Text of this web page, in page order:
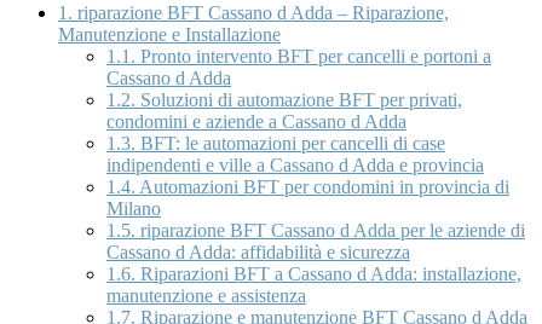
1. riparazione BFT Cassano d Adda – Riparazione,
Manutenzione e Installazione
1.1. Pronto intervento BFT per cancelli e portoni a
Cassano d Adda
1.2. Soluzioni di automazione BFT per privati,
condomini e aziende a Cassano d Adda
1.3. BFT: le automazioni per cancelli di case
indipendenti e ville a Cassano d Adda e provincia
1.4. Automazioni BFT per condomini in provincia di
Milano
1.5. riparazione BFT Cassano d Adda per le aziende di
Cassano d Adda: affidabilità e sicurezza
1.6. Riparazioni BFT a Cassano d Adda: installazione,
manutenzione e assistenza
1.7. Riparazione e manutenzione BFT Cassano d Adda